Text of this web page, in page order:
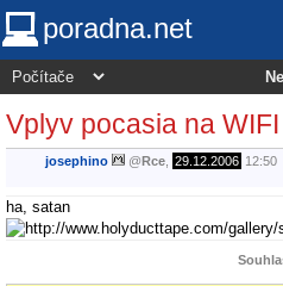
poradna.net
Vplyv pocasia na WIFI
josephino @Rce 29.12.2006 12:50
ha, satan